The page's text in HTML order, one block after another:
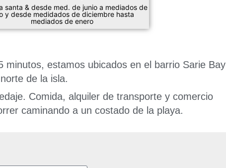
santa & desde med. de junio a mediados de
y desde medidados de diciembre hasta
mediados de enero
estamos ubicados en el barrio Sarie Bay
de la isla.
Comida, alquiler de transporte y comercio
caminando a un costado de la playa.